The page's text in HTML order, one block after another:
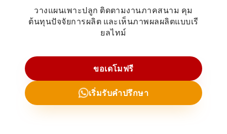
วางแผนเพาะปลูก ติดตามงานภาคสนาม คุม
ต้นทุนปัจจัยการผลิต และเห็นภาพผลผลิตแบบเรี
ยลไทม์
ขอเดโมฟรี
เริ่มรับคำปรึกษา